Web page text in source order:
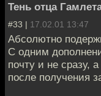
Тень отца
#33 | 17.02.01 13:47
Абсолютно
С одним
почту и не сразу,
после получения